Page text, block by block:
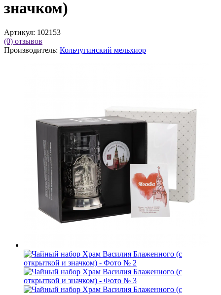
значком)
Артикул: 102153
(0) отзывов
Производитель: Кольчугинский мельхиор